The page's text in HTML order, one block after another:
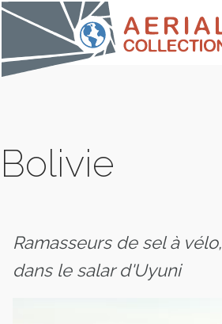
Bolivie
Ramasseurs de sel à vélo,
dans le salar d'Uyuni